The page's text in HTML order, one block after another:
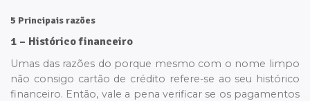
5 Principais razões
1 – Histórico financeiro
Umas das razões do porque mesmo com o nome limpo
não consigo cartão de crédito refere-se ao seu histórico
financeiro. Então, vale a pena verificar se os pagamentos